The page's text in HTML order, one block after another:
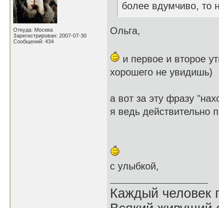
Откуда: Москва
Зарегистрирован: 2007-07-30
Сообщений: 434
более вдумчиво, то
Ольга,
и первое и второе
хорошего не увидишь)
а вот за эту фразу
я ведь действительно
с улыбкой,
Каждый человек